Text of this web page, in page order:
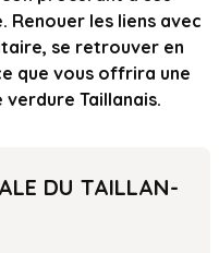
Renouer les liens avec
se retrouver en
que vous offrira une
verdure Taillanais.
DU TAILLAN-